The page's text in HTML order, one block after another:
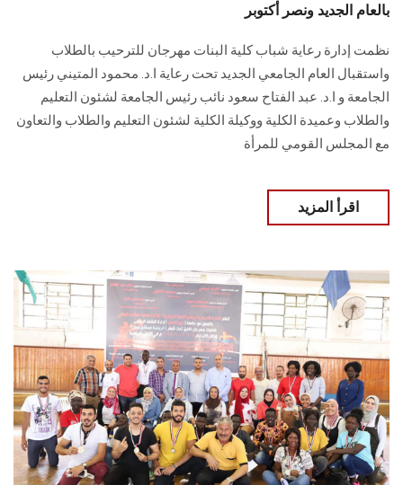
بالعام الجديد ونصر أكتوبر
نظمت إدارة رعاية شباب كلية البنات مهرجان للترحيب بالطلاب
واستقبال العام الجامعي الجديد تحت رعاية ا.د. محمود المتيني رئيس
الجامعة و ا.د. عبد الفتاح سعود نائب رئيس الجامعة لشئون التعليم
والطلاب وعميدة الكلية ووكيلة الكلية لشئون التعليم والطلاب والتعاون
مع المجلس القومي للمرأة
اقرأ المزيد